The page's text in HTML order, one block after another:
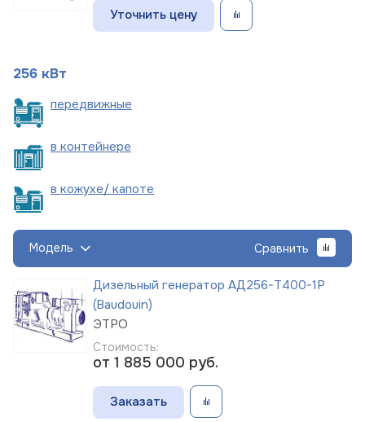
Уточнить цену
256 кВт
передвижные
в контейнере
в кожухе/ капоте
Модель Сравнить
Дизельный генератор АД256-Т400-1Р
(Baudouin)
ЭТРО
Стоимость:
от 1 885 000 руб.
Заказать